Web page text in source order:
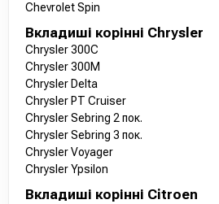
Chevrolet Spin
Вкладиші корінні Chrysler
Chrysler 300C
Chrysler 300M
Chrysler Delta
Chrysler PT Cruiser
Chrysler Sebring 2 пок.
Chrysler Sebring 3 пок.
Chrysler Voyager
Chrysler Ypsilon
Вкладиші корінні Citroen